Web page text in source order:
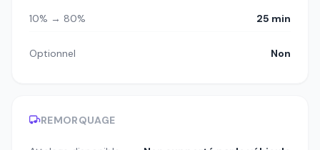
10% → 80% 25 min
Optionnel Non
REMORQUAGE